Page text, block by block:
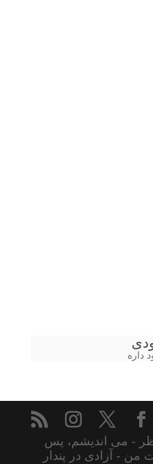
داره
- می اندیشم، پس
- آزادی در پندار